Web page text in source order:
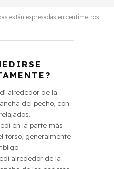
están expresadas en centímetros.
alrededor de la
del pecho, con
en la parte más
torso, generalmente
alrededor de la